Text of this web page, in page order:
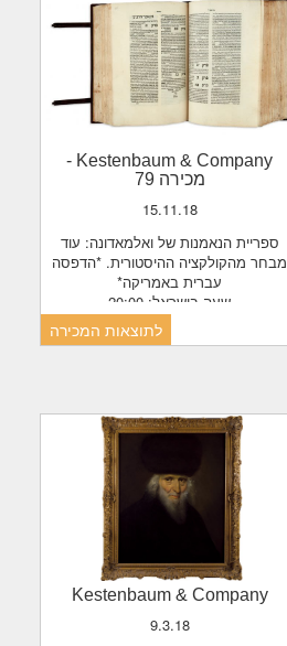
Kestenbaum & Company
-
מכירה 79
15.11.18
ספריית הנאמנות של ואלמאדונה: עוד
מבחר מהקולקציה ההיסטורית. *הדפסה
עברית באמריקה*
שעה בישראל: 20:00
שעה בניו יורק: 13:00לתוצאות המכירה
Kestenbaum & Company
9.3.18